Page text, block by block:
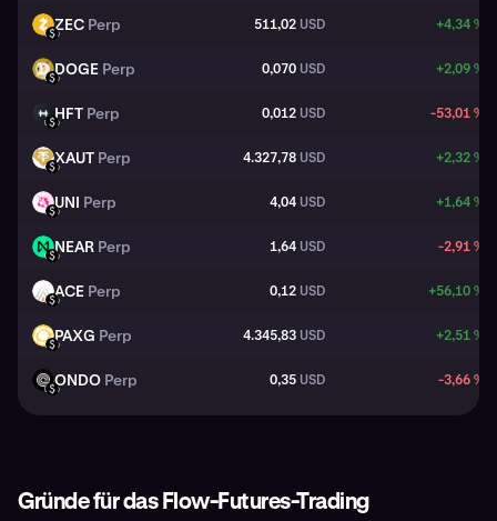
ZEC
USDZEC Perp 511,02 USD +4,34 %
DOGE
USDDOGE Perp 0,070 USD +2,09 %
HFT
USDHFT Perp 0,012 USD -53,01 %
XAUT
USDXAUT Perp 4.327,78 USD +2,32 %
UNI
USDUNI Perp 4,04 USD +1,64 %
NEAR
USDNEAR Perp 1,64 USD -2,91 %
ACE
USDACE Perp 0,12 USD +56,10 %
PAXG
USDPAXG Perp 4.345,83 USD +2,51 %
ONDO
USDONDO Perp 0,35 USD -3,66 %
Gründe für das Flow-Futures-Trading